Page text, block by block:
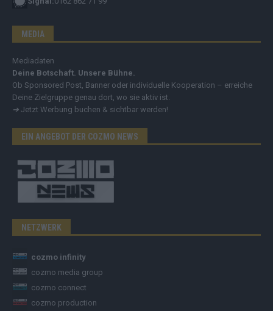
MEDIA
Mediadaten
Deine Botschaft. Unsere Bühne.
Ob Sponsored Post, Banner oder individuelle Kooperation – erreiche
Deine Zielgruppe genau dort, wo sie aktiv ist.
➔ Jetzt Werbung buchen & sichtbar werden!
EIN ANGEBOT DER COZMO NEWS
NETZWERK
cozmo infinity
cozmo media group
cozmo connect
cozmo production